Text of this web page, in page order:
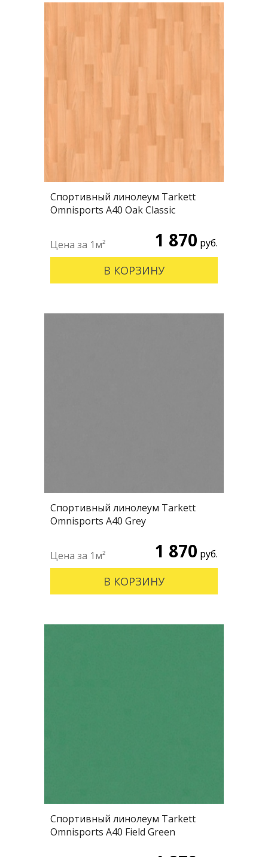
Спортивный линолеум Tarkett
Omnisports А40 Oak Classic
1 870 руб.
В КОРЗИНУ
Спортивный линолеум Tarkett
Omnisports А40 Grey
1 870 руб.
В КОРЗИНУ
Спортивный линолеум Tarkett
Omnisports А40 Field Green